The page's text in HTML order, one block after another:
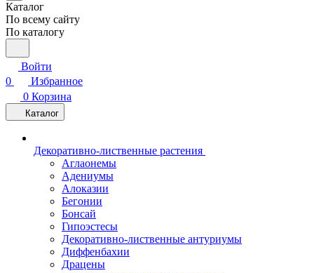
Каталог
По всему сайту
По каталогу
Войти
0
Избранное
0 Корзина
Каталог
Декоративно-лиственные растения
Аглаонемы
Адениумы
Алоказии
Бегонии
Бонсай
Гипоэстесы
Декоративно-лиственные антуриумы
Диффенбахии
Драцены